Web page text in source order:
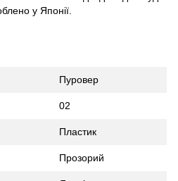
у Японії.
Пуровер
02
Пластик
Прозорий